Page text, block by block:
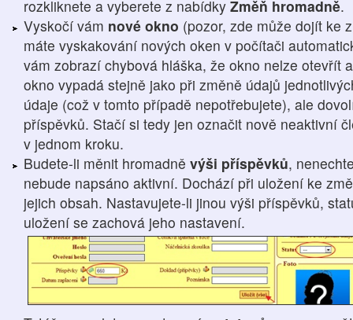
rozkliknete a vyberete z nabídky Změň hromadně.
Vyskočí vám nové okno (pozor, zde může dojít ke
máte vyskakování nových oken v počítači
vám zobrazí chybová hláška, že okno nelze otevřít
okno vypadá stejně jako při změně údajů
údaje (což v tomto případě nepotřebujete), ale
příspěvků. Stačí si tedy jen označit nově neaktivní
v jednom kroku.
Budete-li měnit hromadně výši příspěvků,
nebude napsáno aktivní. Dochází při uložení ke
jejich obsah. Nastavujete-li jinou výši příspěvků,
uložení se zachová jeho nastavení.